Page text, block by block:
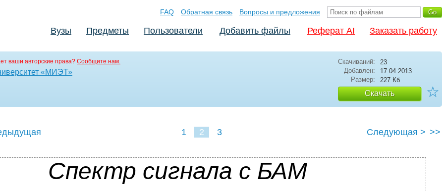
FAQ Обратная связь Вопросы и предложения
Вузы Предметы Пользователи Добавить файлы Реферат AI Заказать работу
ваши авторские права? Сообщите нам.
«МИЭТ»
Скачиваний:
23
Добавлен:
17.04.2013
Размер:
227 Кб
Скачать ☆
1 2 3 Следующая > >>
Спектр сигнала с БАМ